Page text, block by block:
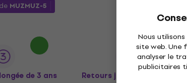
Nous
site web. Une
analyser le
publicitaires
MUZMUZ-5
de 3 ans Retours jusqu’à 30 jours